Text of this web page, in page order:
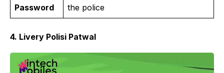
Password the police
4. Livery Polisi Patwal